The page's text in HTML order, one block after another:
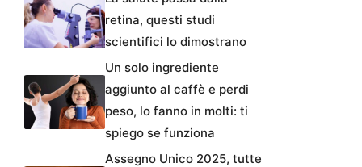
retina, questi studi
scientifici lo dimostrano
Un solo ingrediente
aggiunto al caffè e perdi
peso, lo fanno in molti: ti
spiego se funziona
Assegno Unico 2025, tutte